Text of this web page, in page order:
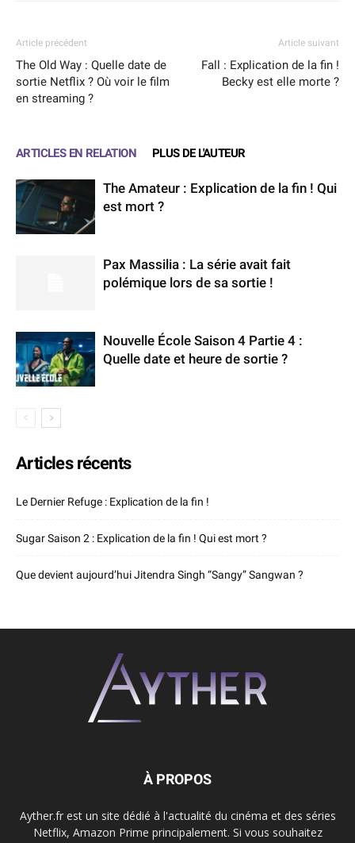
Article précédent
The Old Way : Quelle date de
sortie Netflix ? Où voir le film
en streaming ?
Article suivant
Fall : Explication de la fin !
Becky est elle morte ?
ARTICLES EN RELATION PLUS DE L'AUTEUR
The Amateur : Explication de la fin ! Qui
est mort ?
Pax Massilia : La série avait fait
polémique lors de sa sortie !
Nouvelle École Saison 4 Partie 4 :
Quelle date et heure de sortie ?
Articles récents
Le Dernier Refuge : Explication de la fin !
Sugar Saison 2 : Explication de la fin ! Qui est mort ?
Que devient aujourd’hui Jitendra Singh “Sangy” Sangwan ?
À PROPOS
Ayther.fr est un site dédié à l'actualité du cinéma et des séries
Netflix, Amazon Prime principalement. Si vous souhaitez